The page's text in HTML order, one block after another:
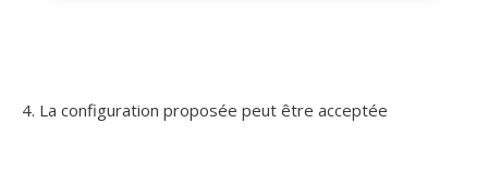
4. La configuration proposée peut être acceptée